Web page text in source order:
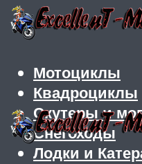
Мотоциклы
Квадроциклы
Скутеры и
Снегоходы
Лодки и